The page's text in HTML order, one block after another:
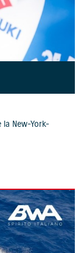
la New-York-